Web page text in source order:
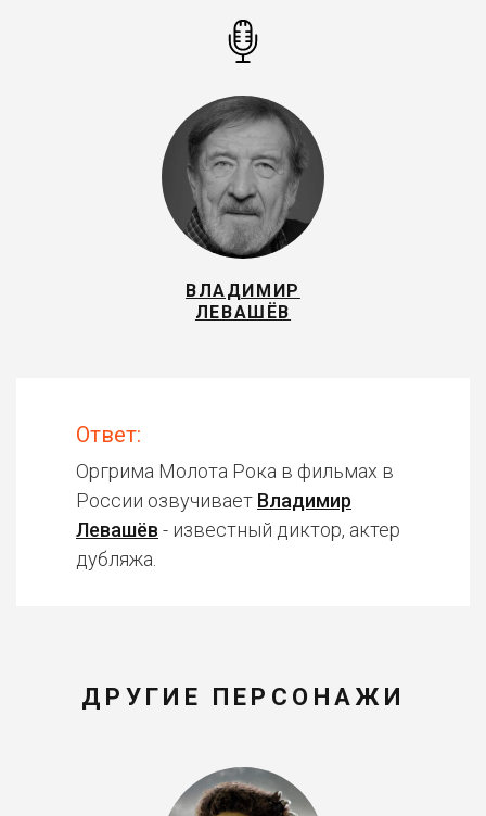
ВЛАДИМИР
ЛЕВАШЁВ
Ответ:
Оргрима Молота Рока в фильмах в
России озвучивает Владимир
Левашёв - известный диктор, актер
дубляжа.
ДРУГИЕ ПЕРСОНАЖИ